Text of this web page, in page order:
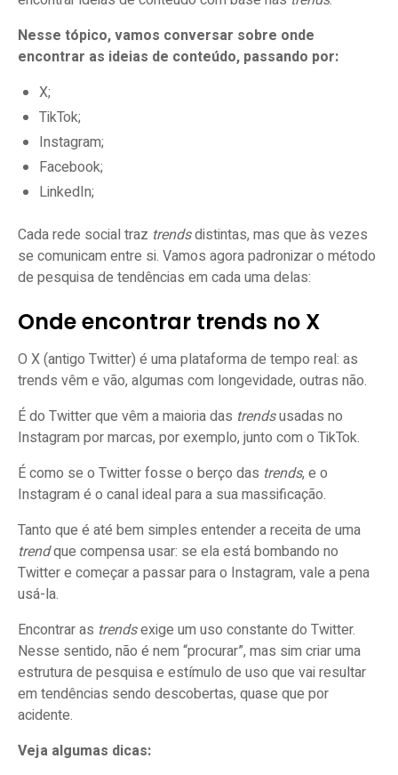
Nesse tópico, vamos conversar sobre onde
encontrar as ideias de conteúdo, passando por:
X;
TikTok;
Instagram;
Facebook;
LinkedIn;
Cada rede social traz trendsdistintas, mas que às vezes
se comunicam entre si. Vamos agora padronizar o método
de pesquisa de tendências em cada uma delas:
Onde encontrar trends no X
O X (antigo Twitter) é uma plataforma de tempo real: as
trends vêm e vão, algumas com longevidade, outras não.
É do Twitter que vêm a maioria das trendsusadas no
Instagram por marcas, por exemplo, junto com o TikTok.
É como se o Twitter fosse o berço das trends, e o
Instagram é o canal ideal para a sua massificação.
Tanto que é até bem simples entender a receita de uma
trendque compensa usar: se ela está bombando no
Twitter e começar a passar para o Instagram, vale a pena
usá-la.
Encontrar as trendsexige um uso constante do Twitter.
Nesse sentido, não é nem “procurar”, mas sim criar uma
estrutura de pesquisa e estímulo de uso que vai resultar
em tendências sendo descobertas, quase que por
acidente.
Veja algumas dicas: